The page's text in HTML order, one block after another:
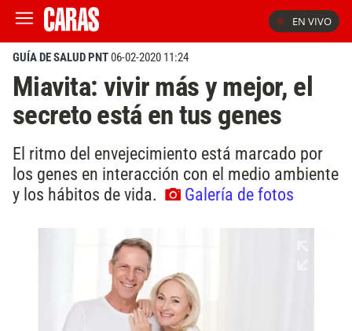
EN VIVO
GUÍA DE SALUD PNT06-02-2020 11:24
Miavita: vivir más y mejor, el
secreto está en tus genes
El ritmo del envejecimiento está marcado por
los genes en interacción con el medio ambiente
y los hábitos de vida.
Galería de fotos